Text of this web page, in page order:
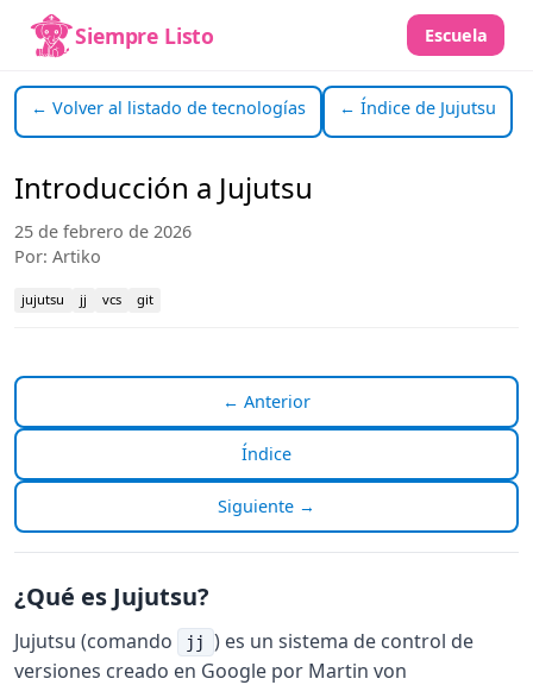
Siempre Listo Escuela
← Volver al listado de tecnologías ← Índice de Jujutsu
Introducción a Jujutsu
25 de febrero de 2026
Por: Artiko
jujutsu jj vcs git
← Anterior
Índice
Siguiente →
¿Qué es Jujutsu?
Jujutsu (comando jj
) es un sistema de control de
versiones creado en Google por Martin von